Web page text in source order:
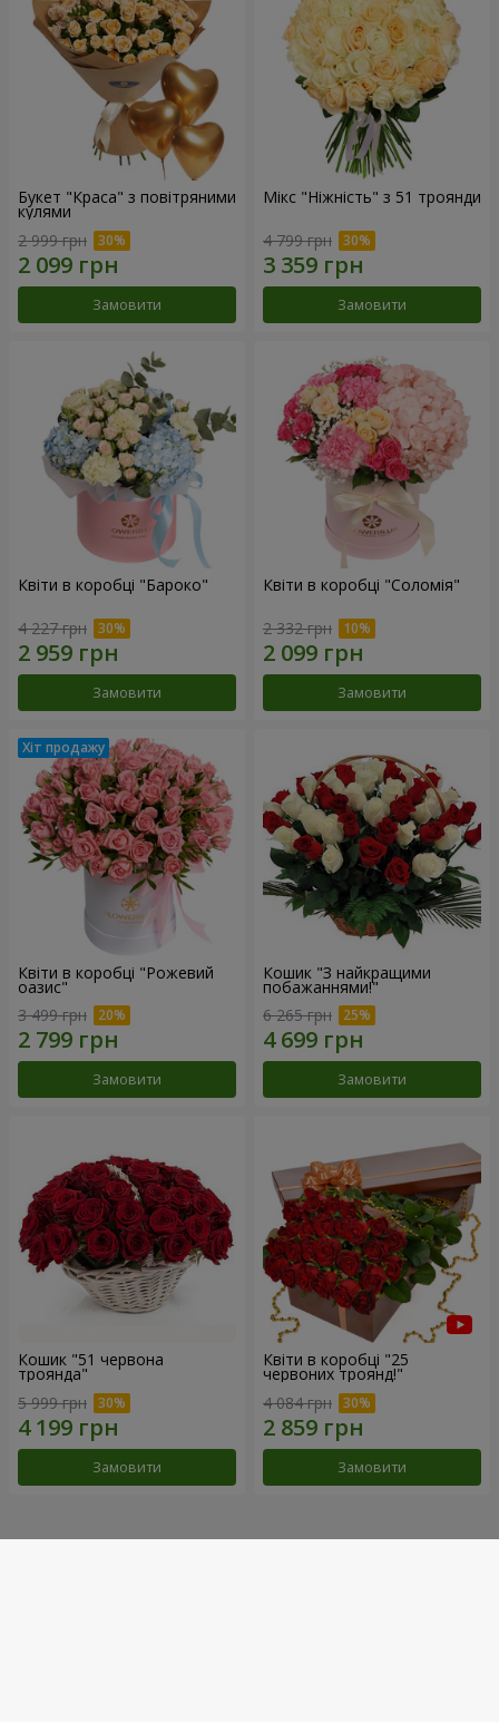
Букет "Краса" з повітряними
кулями
2 999 грн
Замовити
Мікс "Ніжність" з 51 троянди
4 799 грн
Замовити
Квіти в коробці "Бароко"
4 227 грн
Замовити
Квіти в коробці "Соломія"
2 332 грн
Замовити
Квіти в коробці "Рожевий
оазис"
3 499 грн
Замовити
Кошик "З найкращими
побажаннями!"
6 265 грн
Замовити
Кошик "51 червона
троянда"
5 999 грн
Замовити
Квіти в коробці "25
червоних троянд!"
4 084 грн
Замовити